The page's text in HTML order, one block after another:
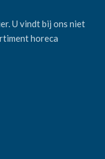
U vindt bij ons niet
horeca